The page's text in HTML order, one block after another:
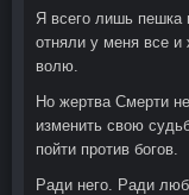
Я всего лишь пешка
отняли у меня все и
волю.
Но жертва Смерти
изменить свою
пойти против богов.
Ради него. Ради